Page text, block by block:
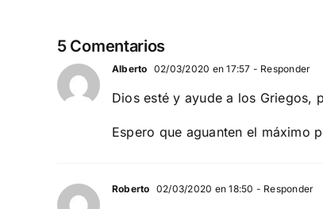
5 Comentarios
Alberto 02/03/2020 en 17:57 - Responder
Dios esté y ayude a los Griegos,
Espero que aguanten el máximo
Roberto 02/03/2020 en 18:50 - Responder